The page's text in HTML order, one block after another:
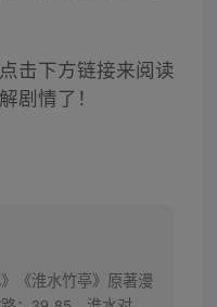
击下方链接来阅读
剧情了！
《淮水竹亭》原著漫